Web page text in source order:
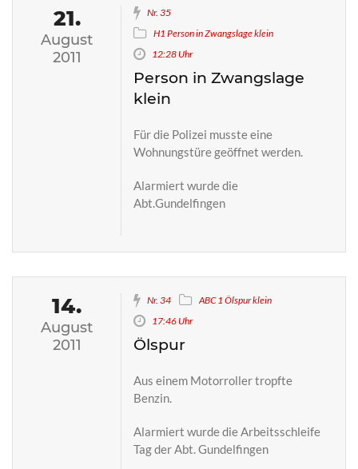
21.
August
2011
Nr. 35
H1 Person in Zwangslage klein
12:28 Uhr
Person in Zwangslage
klein
Für die Polizei musste eine
Wohnungstüre geöffnet werden.
Alarmiert wurde die
Abt.Gundelfingen
14.
August
2011
Nr. 34
ABC 1 Ölspur klein
17:46 Uhr
Ölspur
Aus einem Motorroller tropfte
Benzin.
Alarmiert wurde die Arbeitsschleife
Tag der Abt. Gundelfingen